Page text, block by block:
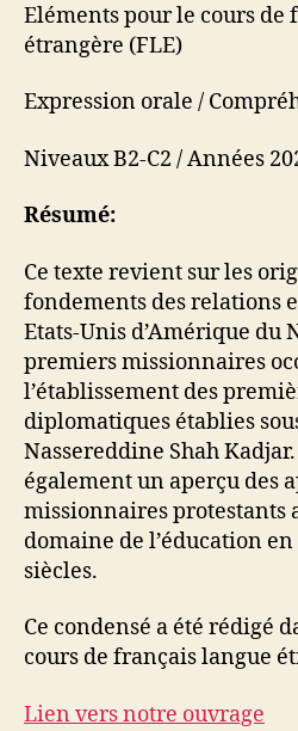
Eléments pour le cours de
étrangère (FLE)
Expression orale /
Niveaux B2-C2 / Années
Résumé:
Ce texte revient sur les
fondements des relations
Etats-Unis d’Amérique du
premiers missionnaires
l’établissement des
diplomatiques établies
Nassereddine Shah
également un aperçu des
missionnaires protestants
domaine de l’éducation
siècles.
Ce condensé a été rédigé
cours de français langue
Lien vers notre ouvrage